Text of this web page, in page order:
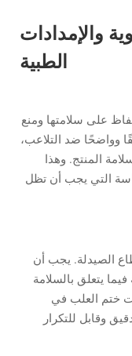
والإمدادات
الطبية
على سلامتها ومنع
وواضحًا ضد التلاعب،
المنتج. وهذا
التي يجب أن تظل
الصيدلة. يجب أن
يتعلق بالسلامة
ختم العلب في
وقابل للتكرار